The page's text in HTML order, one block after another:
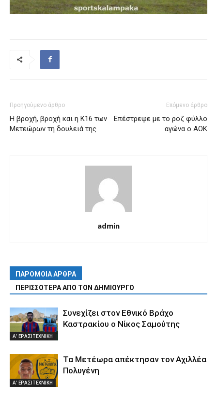
Προηγούμενο άρθρο
Η βροχή, βροχή και η Κ16 των
Μετεώρων τη δουλειά της
Επόμενο άρθρο
Επέστρεψε με το ροζ φύλλο
αγώνα ο ΑΟΚ
admin
ΠΑΡΟΜΟΙΑ ΑΡΘΡΑ
ΠΕΡΙΣΣΟΤΕΡΑ ΑΠΟ ΤΟΝ ΔΗΜΙΟΥΡΓΟ
Α' ΕΡΑΣΙΤΕΧΝΙΚΗ
Συνεχίζει στον Εθνικό Βράχο
Καστρακίου ο Νίκος Σαμούτης
Α' ΕΡΑΣΙΤΕΧΝΙΚΗ
Τα Μετέωρα απέκτησαν τον Αχιλλέα
Πολυγένη